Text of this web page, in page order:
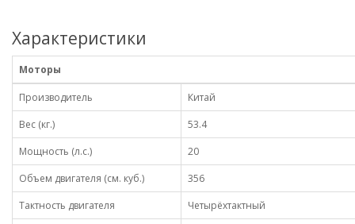
Характеристики
Моторы
Производитель
Китай
Вес (кг.)
53.4
Мощность (л.с.)
20
Объем двигателя (см. куб.)
356
Тактность двигателя
Четырёхтактный